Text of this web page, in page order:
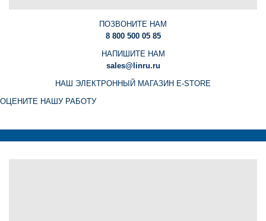
ПОЗВОНИТЕ НАМ
8 800 500 05 85
НАПИШИТЕ НАМ
sales@linru.ru
НАШ ЭЛЕКТРОННЫЙ МАГАЗИН E-STORE
ОЦЕНИТЕ НАШУ РАБОТУ